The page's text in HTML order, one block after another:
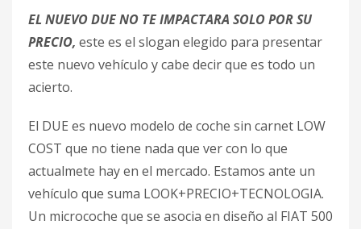
EL NUEVO DUE NO TE IMPACTARA SOLO POR SU
PRECIO, este es el slogan elegido para presentar
este nuevo vehículo y cabe decir que es todo un
acierto.
El DUE es nuevo modelo de coche sin carnet LOW
COST que no tiene nada que ver con lo que
actualmete hay en el mercado. Estamos ante un
vehículo que suma LOOK+PRECIO+TECNOLOGIA.
Un microcoche que se asocia en diseño al FIAT 500